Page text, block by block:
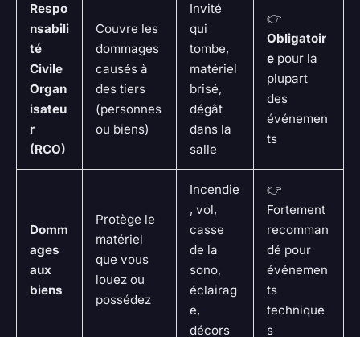
Respo
nsabili
té
Civile
Organ
isateu
r
(RCO)
Couvre les
dommages
causés à
des tiers
(personnes
ou biens)
Invité
qui
tombe,
matériel
brisé,
dégât
dans la
salle
👉
Obligatoir
e pour la
plupart
des
événemen
ts
Domm
ages
aux
biens
Protège le
matériel
que vous
louez ou
possédez
Incendie
, vol,
casse
de la
sono,
éclairag
e,
décors
👉
Fortement
recomman
dé pour
événemen
ts
technique
s